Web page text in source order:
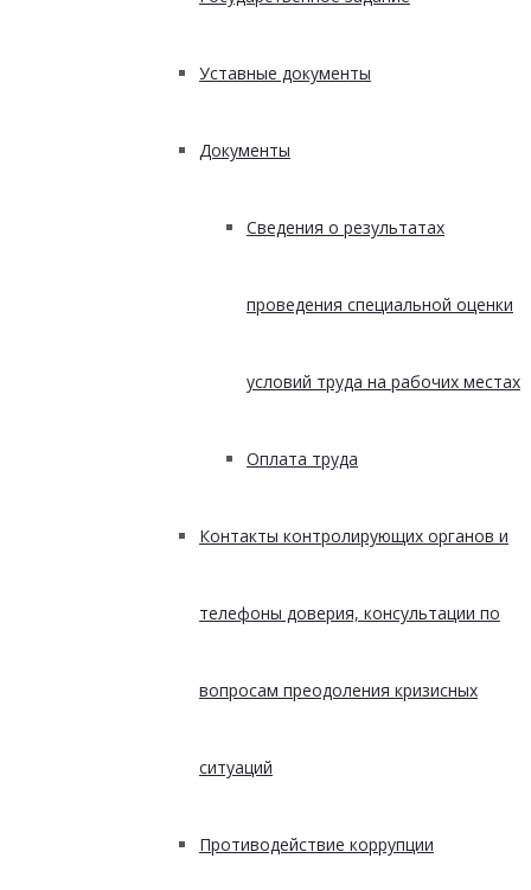
Уставные документы
Документы
Сведения о результатах
проведения специальной оценки
условий труда на рабочих местах
Оплата труда
Контакты контролирующих органов и
телефоны доверия, консультации по
вопросам преодоления кризисных
ситуаций
Противодействие коррупции